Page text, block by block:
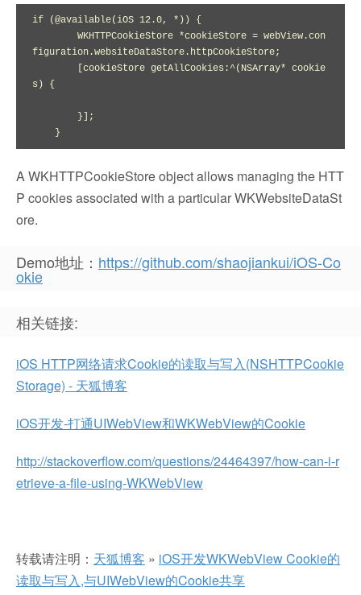
if (@available(iOS 12.0, *)) {
figuration.websiteDataStore.httpCookieStore;
s) {
A WKHTTPCookieStore object allows managing the HTT
P cookies associated with a particular WKWebsiteDataSt
ore.
Demo地址： https://github.com/shaojiankui/iOS-Co
okie
相关链接:
iOS HTTP网络请求Cookie的读取与写入(NSHTTPCookie
Storage) - 天狐博客
iOS开发-打通UIWebView和WKWebView的Cookie
http://stackoverflow.com/questions/24464397/how-can-i-r
etrieve-a-file-using-WKWebView
转载请注明： 天狐博客 » iOS开发WKWebView Cookie的
读取与写入,与UIWebView的Cookie共享